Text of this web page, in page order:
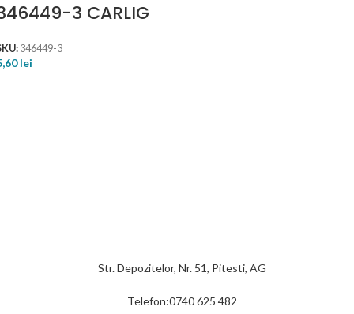
3 CARLIG
346449-3
lei
Str. Depozitelor, Nr. 51, Pitesti, AG
Telefon:0740 625 482